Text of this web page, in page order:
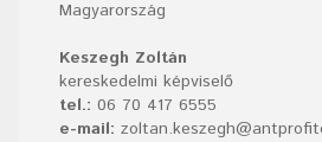
Magyarország
Keszegh Zoltán
kereskedelmi képviselő
tel.: 06 70 417 6555
e-mail: